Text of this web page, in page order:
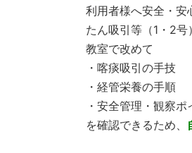
利用者様へ安全・安
たん吸引等（1・2
教室で改めて
・喀痰吸引の手技
・経管栄養の手順
・安全管理・観察ポ
を確認できるため、